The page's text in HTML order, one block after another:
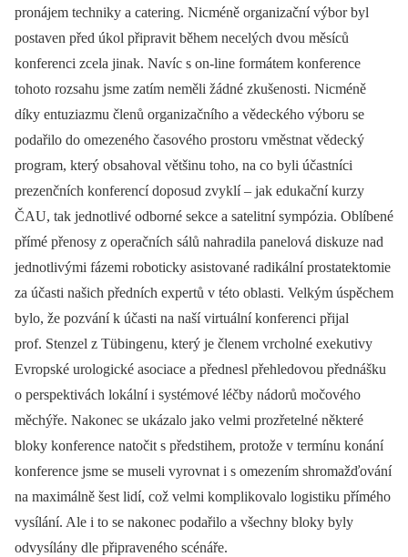
pronájem techniky a catering. Nicméně organizační výbor byl
postaven před úkol připravit během necelých dvou měsíců
konferenci zcela jinak. Navíc s on‑line formátem konference
tohoto rozsahu jsme zatím neměli žádné zkušenosti. Nicméně
díky entuziazmu členů organizačního a vědeckého výboru se
podařilo do omezeného časového prostoru vměstnat vědecký
program, který obsahoval většinu toho, na co byli účastníci
prezenčních konferencí doposud zvyklí –⁠ jak edukační kurzy
ČAU, tak jednotlivé odborné sekce a satelitní sympózia. Oblíbené
přímé přenosy z operačních sálů nahradila panelová diskuze nad
jednotlivými fázemi roboticky asistované radikální prostatektomie
za účasti našich předních expertů v této oblasti. Velkým úspěchem
bylo, že pozvání k účasti na naší virtuální konferenci přijal
prof. Stenzel z Tübingenu, který je členem vrcholné exekutivy
Evropské urologické asociace a přednesl přehledovou přednášku
o perspektivách lokální i systémové léčby nádorů močového
měchýře. Nakonec se ukázalo jako velmi prozřetelné některé
bloky konference natočit s předstihem, protože v termínu konání
konference jsme se museli vyrovnat i s omezením shromažďování
na maximálně šest lidí, což velmi komplikovalo logistiku přímého
vysílání. Ale i to se nakonec podařilo a všechny bloky byly
odvysílány dle připraveného scénáře.